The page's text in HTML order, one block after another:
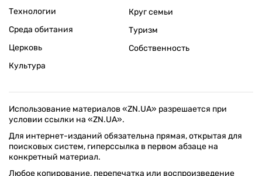
Технологии
Среда обитания
Церковь
Культура
Круг семьи
Туризм
Собственность
Использование материалов «ZN.UA» разрешается при
условии ссылки на «ZN.UA».
Для интернет-изданий обязательна прямая, открытая для
поисковых систем, гиперссылка в первом абзаце на
конкретный материал.
Любое копирование, перепечатка или воспроизведение